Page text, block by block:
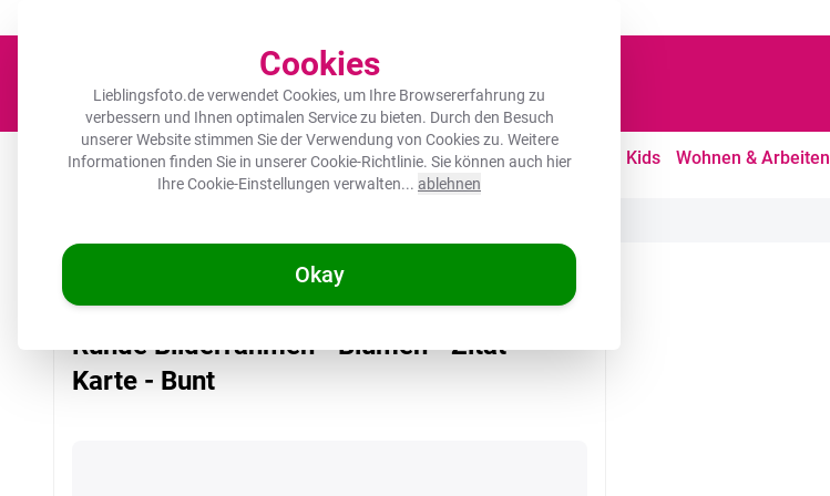
Cookies
Lieblingsfoto.de verwendet Cookies, um Ihre Browsererfahrung zu
verbessern und Ihnen optimalen Service zu bieten. Durch den Besuch
unserer Website stimmen Sie der Verwendung von Cookies zu. Weitere
Informationen finden Sie in unsererCookie-Richtlinie. Sie können auch hier
Ihre Cookie-Einstellungen verwalten... ablehnen
Okay
Leinwand Herdabdeckplatte Wanddeko Küche Outdoor Freizeit Kids Wohnen & Arbeiten
Runde Bilderrahmen - Blumen - Zitat - Karte - Bunt
Runde Bilderrahmen - Blumen - Zitat -
Karte - Bunt